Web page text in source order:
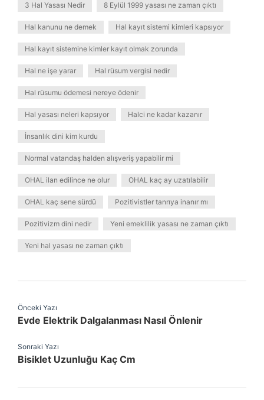
3 Hal Yasası Nedir 8 Eylül 1999 yasası ne zaman çıktı
Hal kanunu ne demek Hal kayıt sistemi kimleri kapsıyor
Hal kayıt sistemine kimler kayıt olmak zorunda
Hal ne işe yarar Hal rüsum vergisi nedir
Hal rüsumu ödemesi nereye ödenir
Hal yasası neleri kapsıyor Halci ne kadar kazanır
İnsanlık dini kim kurdu
Normal vatandaş halden alışveriş yapabilir mi
OHAL ilan edilince ne olur OHAL kaç ay uzatılabilir
OHAL kaç sene sürdü Pozitivistler tanrıya inanır mı
Pozitivizm dini nedir Yeni emeklilik yasası ne zaman çıktı
Yeni hal yasası ne zaman çıktı
Önceki Yazı
Evde Elektrik Dalgalanması Nasıl Önlenir
Sonraki Yazı
Bisiklet Uzunluğu Kaç Cm